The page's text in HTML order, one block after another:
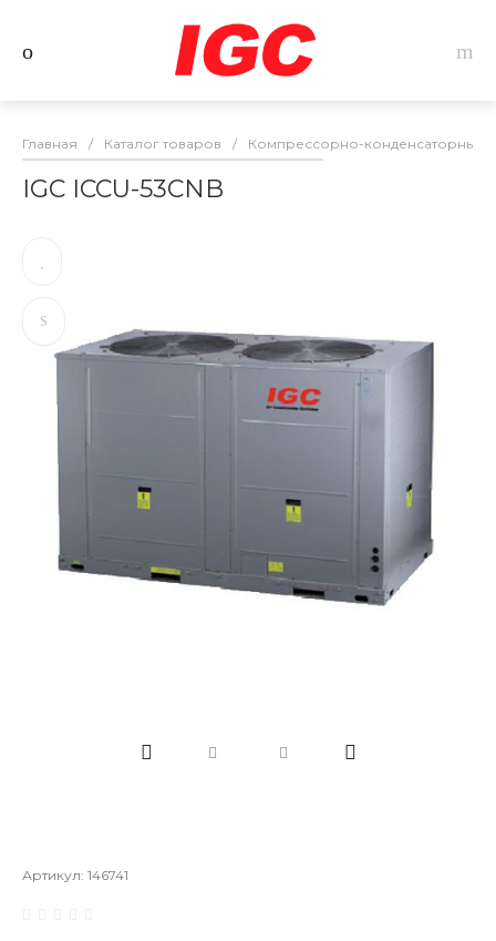
Главная / Каталог товаров / Компрессорно-конденсаторные
IGC ICCU-53CNB
Артикул: 146741